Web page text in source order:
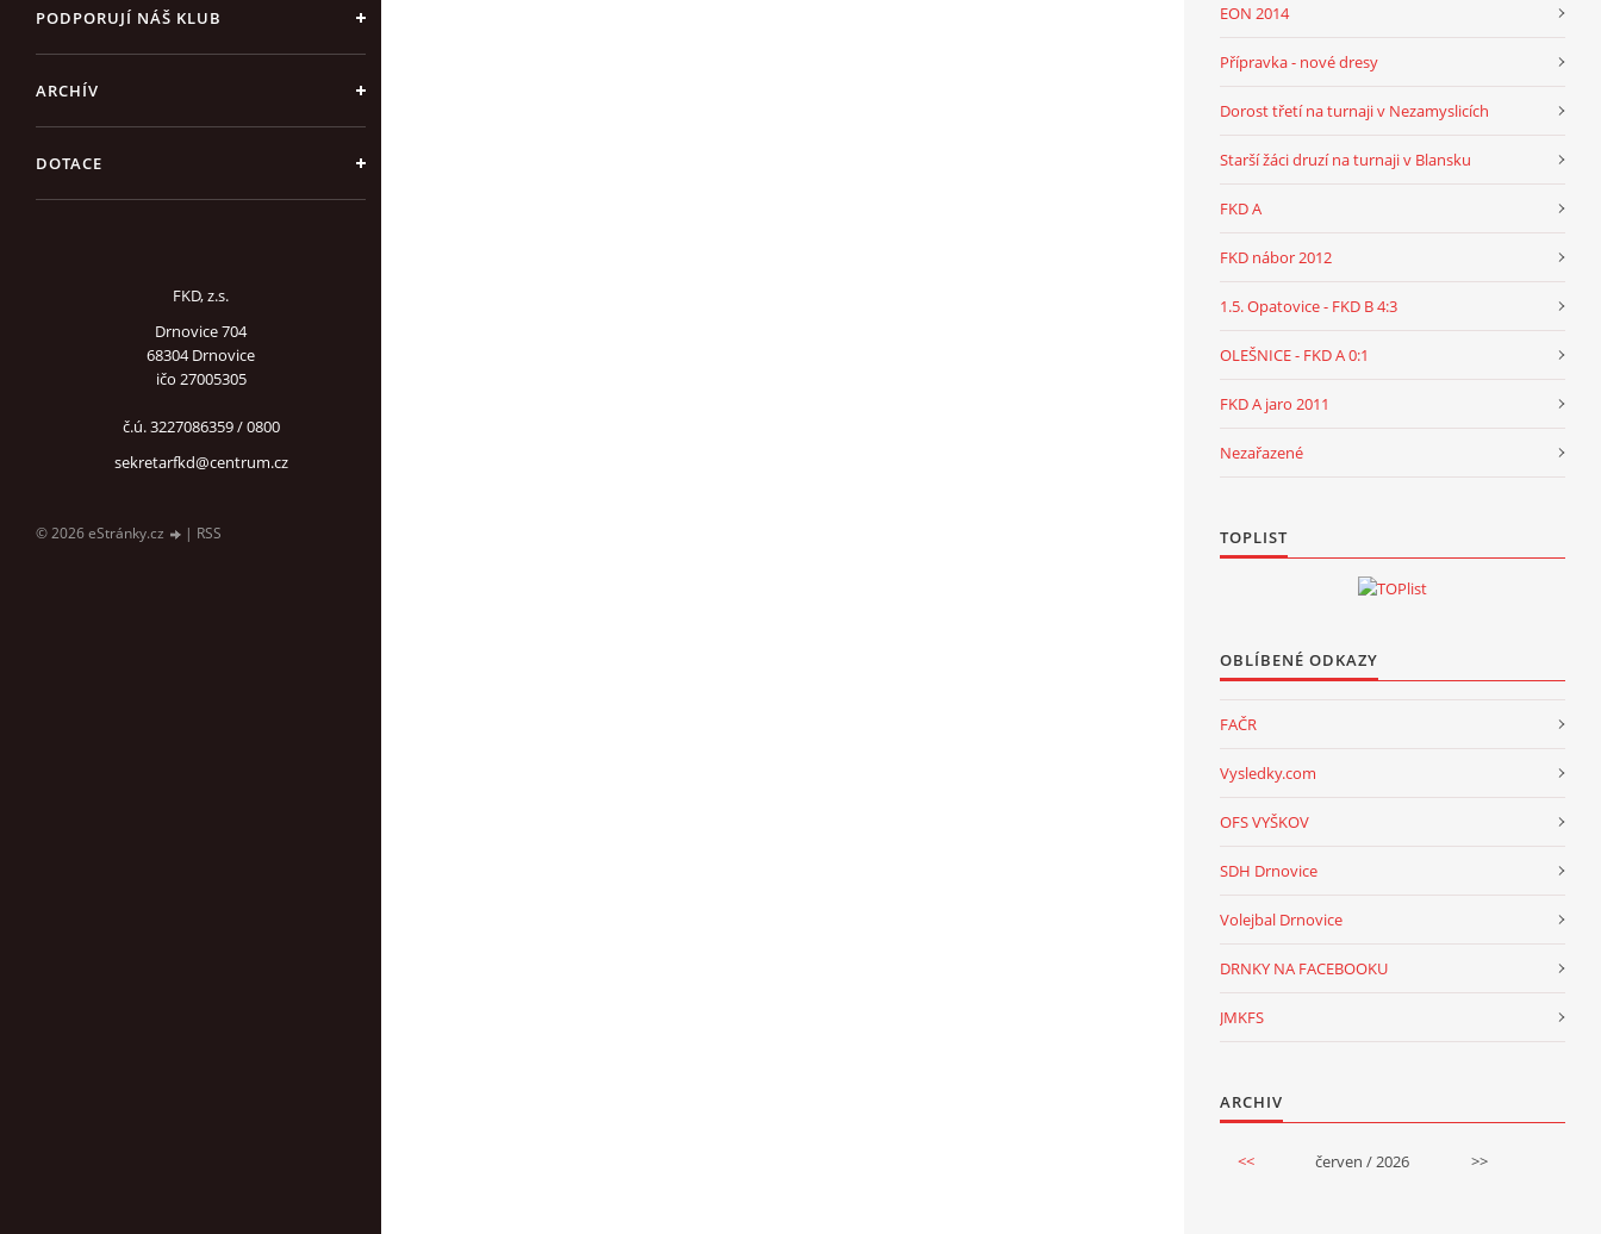
PODPORUJÍ NÁŠ KLUB
ARCHÍV
DOTACE
FKD, z.s.
Drnovice 704
68304 Drnovice
ičo 27005305
č.ú. 3227086359 / 0800
sekretarfkd@centrum.cz
© 2026 eStránky.cz | RSS
EON 2014
Přípravka - nové dresy
Dorost třetí na turnaji v Nezamyslicích
Starší žáci druzí na turnaji v Blansku
FKD A
FKD nábor 2012
1.5. Opatovice - FKD B 4:3
OLEŠNICE - FKD A 0:1
FKD A jaro 2011
Nezařazené
TOPLIST
OBLÍBENÉ ODKAZY
FAČR
Vysledky.com
OFS VYŠKOV
SDH Drnovice
Volejbal Drnovice
DRNKY NA FACEBOOKU
JMKFS
ARCHIV
<< červen / 2026 >>